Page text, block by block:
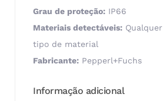
Grau de proteção: IP66
Materiais detectáveis: Qualquer
tipo de material
Fabricante: Pepperl+Fuchs
Informação adicional